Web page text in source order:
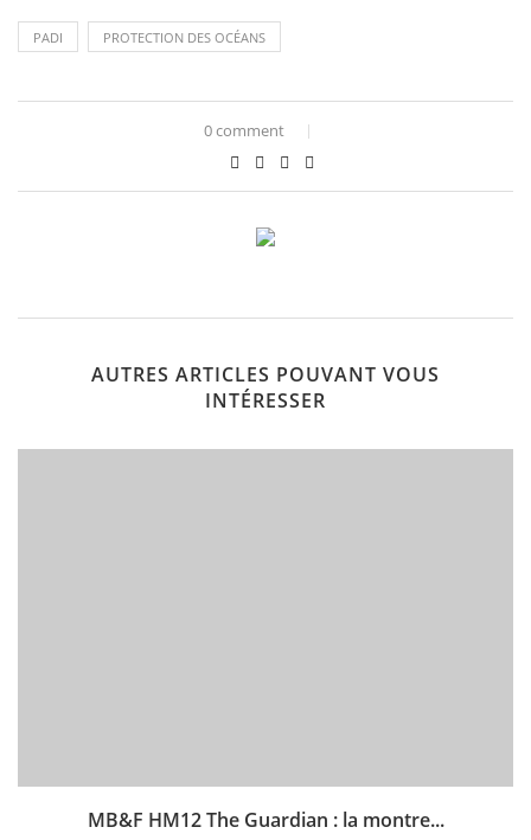
PADI PROTECTION DES OCÉANS
0 comment
AUTRES ARTICLES POUVANT VOUS
INTÉRESSER
MB&F HM12 The Guardian : la montre...